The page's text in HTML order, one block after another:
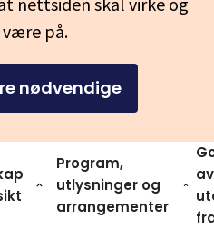
være på.
nødvendige
Program,
utlysninger og
arrangementer
av